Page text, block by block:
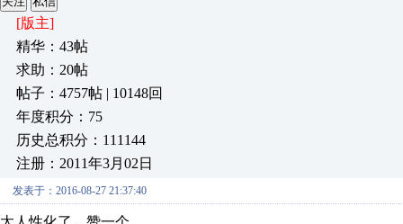
[版主]
精华：43帖
求助：20帖
帖子：4757帖 | 10148回
年度积分：75
历史总积分：111144
注册：2011年3月02日
发表于：2016-08-27 21:37:40